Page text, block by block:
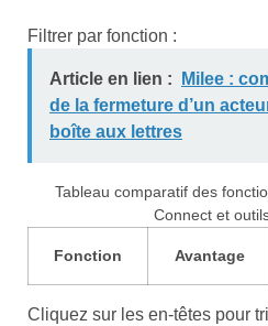
Filtrer par fonction :
Article en lien :
Milee :
de la fermeture d’un
boîte aux lettres
Tableau comparatif des
Connect et
Fonction Avantage
Cliquez sur les en-têtes pour